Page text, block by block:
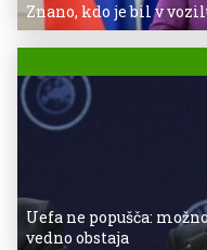
Znano, kdo je bil v
Uefa ne popušča:
vedno obstaja